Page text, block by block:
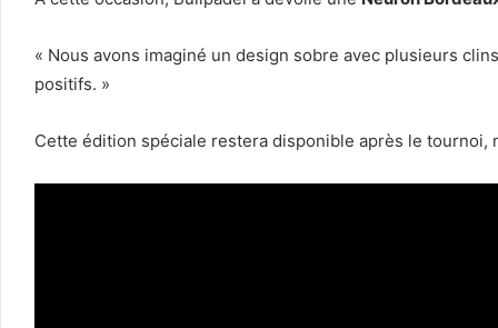
« Nous avons imaginé un design sobre avec plusieurs
positifs. »
Cette édition spéciale restera disponible après le